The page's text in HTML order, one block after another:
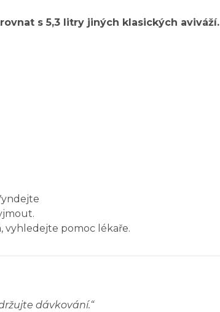
s 5,3 litry jiných klasických aviváží.
vyhledejte pomoc lékaře.
dávkování.“